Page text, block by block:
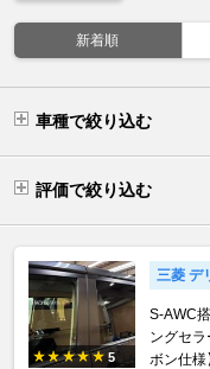
新着順
車種で絞り込む
評価で絞り込む
5
三菱 デ
S-AWC
ングセ
ボン仕